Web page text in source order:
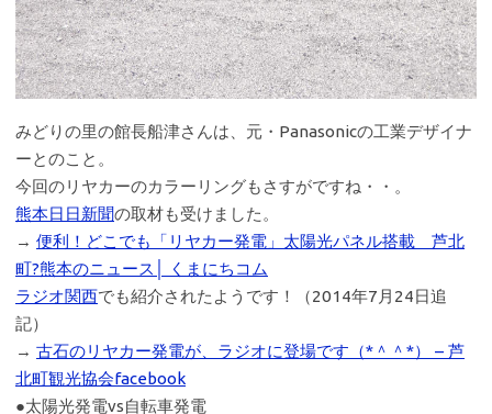
みどりの里の館長船津さんは、元・Panasonicの工業デザイナ
ーとのこと。
今回のリヤカーのカラーリングもさすがですね・・。
熊本日日新聞の取材も受けました。
→ 便利！どこでも「リヤカー発電」太陽光パネル搭載 芦北
町?熊本のニュース│ くまにちコム
ラジオ関西でも紹介されたようです！（2014年7月24日追
記）
→ 古石のリヤカー発電が、ラジオに登場です（*＾＾*） – 芦
北町観光協会facebook
●太陽光発電vs自転車発電